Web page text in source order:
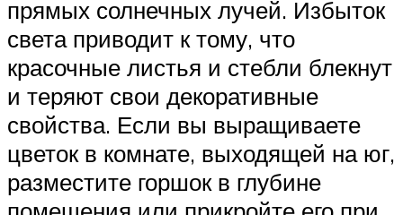
прямых солнечных лучей. Избыток
света приводит к тому, что
красочные листья и стебли блекнут
и теряют свои декоративные
свойства. Если вы выращиваете
цветок в комнате, выходящей на юг,
разместите горшок в глубине